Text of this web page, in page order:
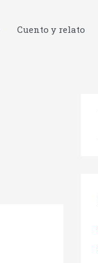
Cuento y relato